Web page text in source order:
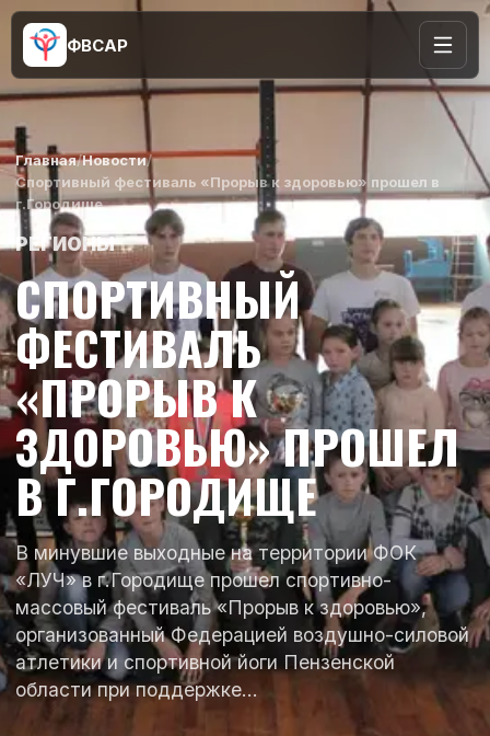
ФВСАР
Главная/Новости/
Спортивный фестиваль «Прорыв к здоровью» прошел в
г.Городище
РЕГИОНЫ
СПОРТИВНЫЙ
ФЕСТИВАЛЬ
«ПРОРЫВ К
ЗДОРОВЬЮ» ПРОШЕЛ
В Г.ГОРОДИЩЕ
В минувшие выходные на территории ФОК
«ЛУЧ» в г.Городище прошел спортивно-
массовый фестиваль «Прорыв к здоровью»,
организованный Федерацией воздушно-силовой
атлетики и спортивной йоги Пензенской
области при поддержке…